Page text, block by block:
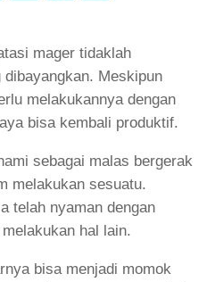
mager tidaklah
Meskipun
melakukannya dengan
bisa kembali produktif.
sebagai malas bergerak
melakukan sesuatu.
telah nyaman dengan
hal lain.
bisa menjadi momok